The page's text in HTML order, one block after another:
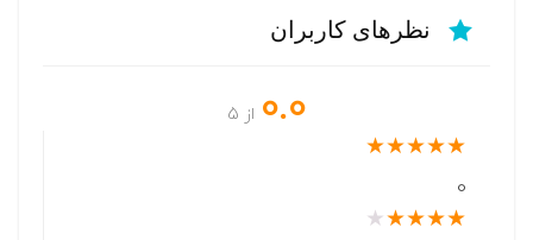
نظرهای کاربران
0.0 از 5
★
★
★
★
★
0
★
★
★
★
★